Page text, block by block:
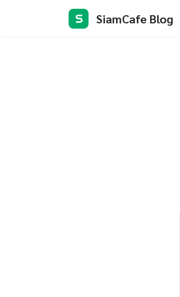
S SiamCafe Blog